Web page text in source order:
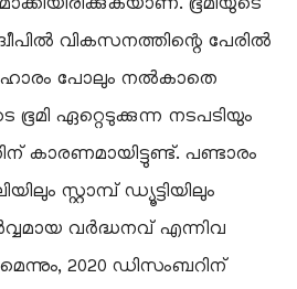
വികസനത്തിന്റെ പേരിൽ
പോലും നൽകാതെ
ഭൂമി ഏറ്റെടുക്കുന്ന നടപടിയും
കാരണമായിട്ടുണ്ട്. പണ്ടാരം
സ്റ്റാമ്പ് ഡ്യൂട്ടിയിലും
വർദ്ധനവ് എന്നിവ
2020 ഡിസംബറിന്